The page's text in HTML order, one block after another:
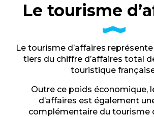
Le tourisme
Le tourisme d’affaires représente
tiers du chiffre d’affaires total
touristique
Outre ce poids économique,
d’affaires est également
complémentaire du tourisme